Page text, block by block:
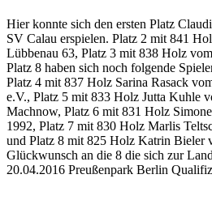
Hier konnte sich den ersten Platz
SV Calau erspielen. Platz 2 mit 841
Lübbenau 63, Platz 3 mit 838 Holz
Platz 8 haben sich noch folgende
Platz 4 mit 837 Holz Sarina Rasack
e.V., Platz 5 mit 833 Holz Jutta Kuhle
Machnow, Platz 6 mit 831 Holz
1992, Platz 7 mit 830 Holz Marlis
und Platz 8 mit 825 Holz Katrin Bieler
Glückwunsch an die 8 die sich zur
20.04.2016 Preußenpark Berlin